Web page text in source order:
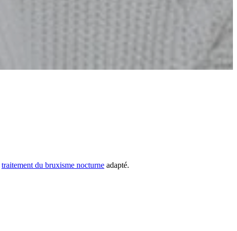
traitement du bruxisme nocturne adapté.